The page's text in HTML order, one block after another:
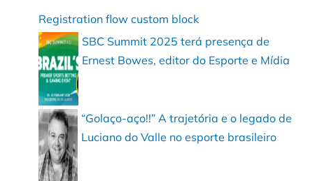
Registration flow custom block
SBC Summit 2025 terá presença de
Ernest Bowes, editor do Esporte e Mídia
“Golaço-aço!!” A trajetória e o legado de
Luciano do Valle no esporte brasileiro